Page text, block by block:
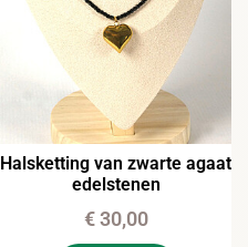
Halsketting van zwarte agaat
edelstenen
€30,00